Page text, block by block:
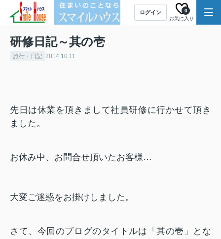
ログイン
お気に入り
0
研修日記～其の壱
旅行・日記 2014.10.11
先日は休業を頂きまして社員研修に行かせて頂き
ました。
お休み中、お問合せ頂いたお客様…
大変ご迷惑をお掛けしました。
さて、今回のブログのタイトルは「其の壱」とな